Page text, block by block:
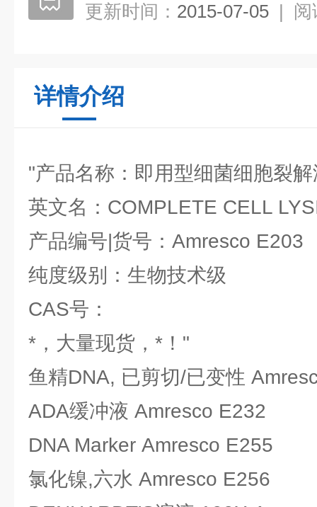
更新时间： 2015-07-05 | 阅
详情介绍
"产品名称：即用型细菌细胞裂解
英文名：COMPLETE CELL
产品编号|货号：Amresco E203
纯度级别：生物技术级
CAS号：
*，大量现货，*！"
鱼精DNA, 已剪切/已变性
ADA缓冲液 Amresco E232
DNA Marker Amresco E255
氯化镍,六水 Amresco E256